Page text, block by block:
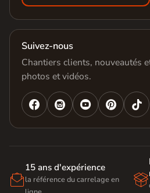
Suivez-nous
Chantiers clients, nouveautés
photos et vidéos.
   

15 ans d'expérience
la référence du carrelage en
